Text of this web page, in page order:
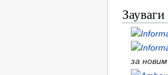
Зауваги
за